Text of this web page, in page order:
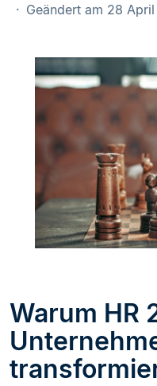
Geändert am 28
Warum HR